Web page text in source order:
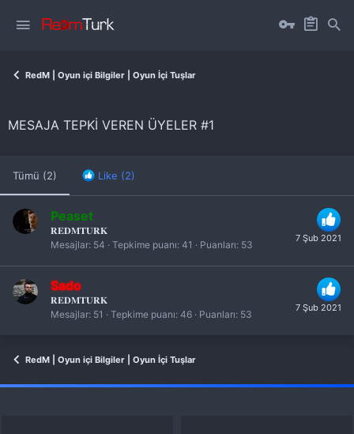
RedM | Oyun içi Bilgiler | Oyun İçi Tuşlar
MESAJA TEPKI VEREN ÜYELER #1
Tümü (2) Like (2)
7 Şub 2021
Peaset
𝐑𝐄𝐃𝐌𝐓𝐔𝐑𝐊
Mesajlar 54 Tepkime puanı 41 Puanları 53
7 Şub 2021
Sado
𝐑𝐄𝐃𝐌𝐓𝐔𝐑𝐊
Mesajlar 51 Tepkime puanı 46 Puanları 53
RedM | Oyun içi Bilgiler | Oyun İçi Tuşlar